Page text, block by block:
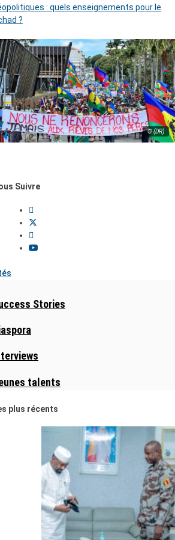
: quels enseignements pour le
?
© (DR)
Suivre
Stories
talents
plus récents